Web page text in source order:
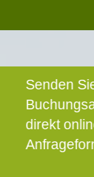
Senden
direkt